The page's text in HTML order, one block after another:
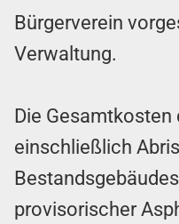
Bürgerverein
Verwaltung.
Die Gesamtkosten
einschließlich
provisorischer